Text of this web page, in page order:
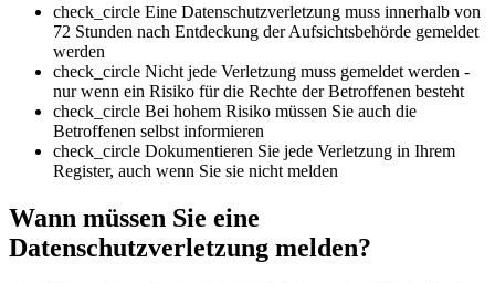
check_circle Eine Datenschutzverletzung muss innerhalb von
72 Stunden nach Entdeckung der Aufsichtsbehörde gemeldet
werden
check_circle Nicht jede Verletzung muss gemeldet werden -
nur wenn ein Risiko für die Rechte der Betroffenen besteht
check_circle Bei hohem Risiko müssen Sie auch die
Betroffenen selbst informieren
check_circle Dokumentieren Sie jede Verletzung in Ihrem
Register, auch wenn Sie sie nicht melden
Wann müssen Sie eine
Datenschutzverletzung melden?